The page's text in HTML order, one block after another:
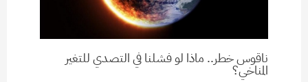
ناقوس خطر.. ماذا لو فشلنا في التصدي للتغير
المناخي؟